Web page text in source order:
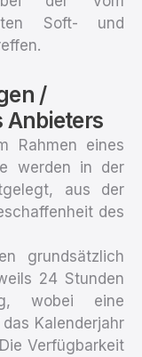
Soft- und
/
Anbieters
Rahmen eines
werden in der
aus der
des
grundsätzlich
24 Stunden
wobei eine
Kalenderjahr
Verfügbarkeit